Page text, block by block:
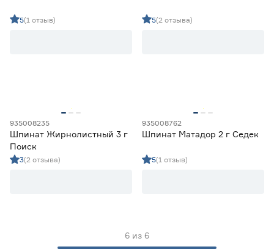
Двурядник
Закрытый грунт
Открытый грунт
4
Открытый/закрытый грунт
Среднепоздний
5(1 отзыв) 5(2 отзыва)
935008235
Шпинат Жирнолистный 3 г
Поиск
3(2 отзыва)
935008762
Шпинат Матадор 2 г Седек
5(1 отзыв)
6 из 6